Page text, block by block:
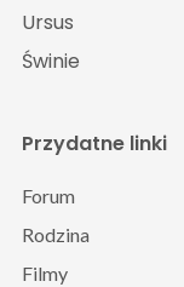
Ursus
Świnie
Przydatne linki
Forum
Rodzina
Filmy